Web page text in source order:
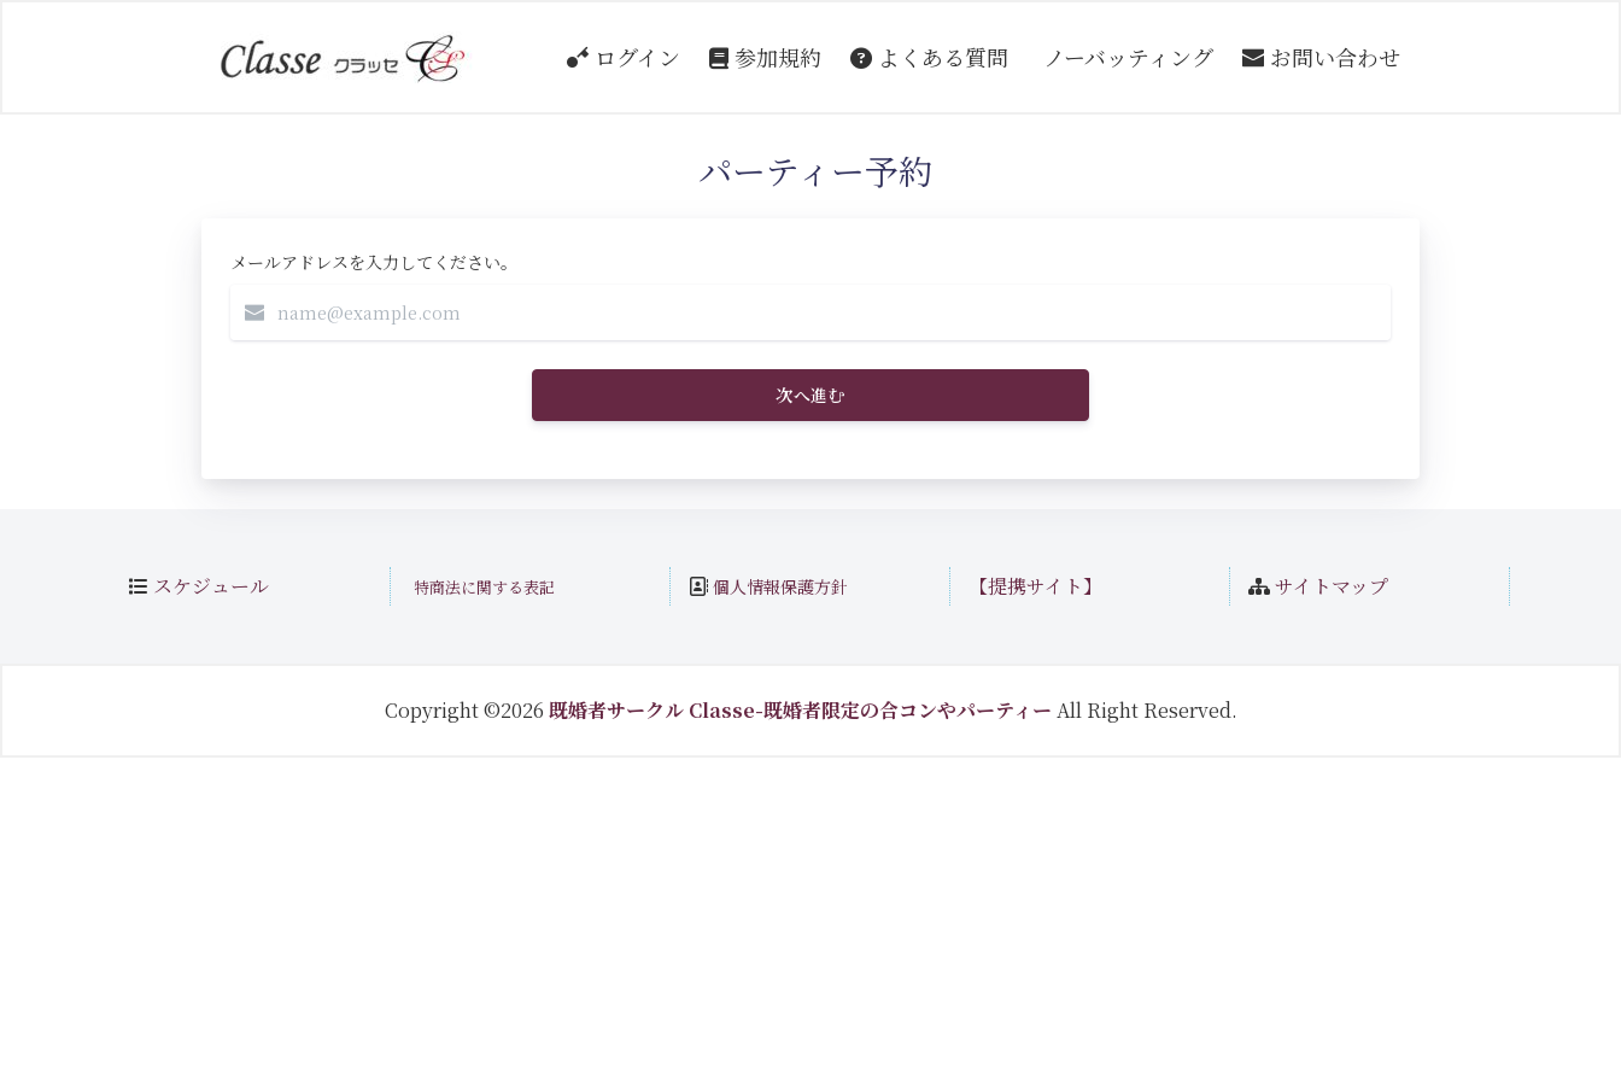
ログイン 参加規約 よくある質問 ノーバッティング お問い合わせ
パーティー予約
メールアドレスを入力してください。
次へ進む
スケジュール 特商法に関する表記 個人情報保護方針 【提携サイト】 サイトマップ
Copyright ©2026 既婚者サークル Classe-既婚者限定の合コンやパーティー All Right Reserved.